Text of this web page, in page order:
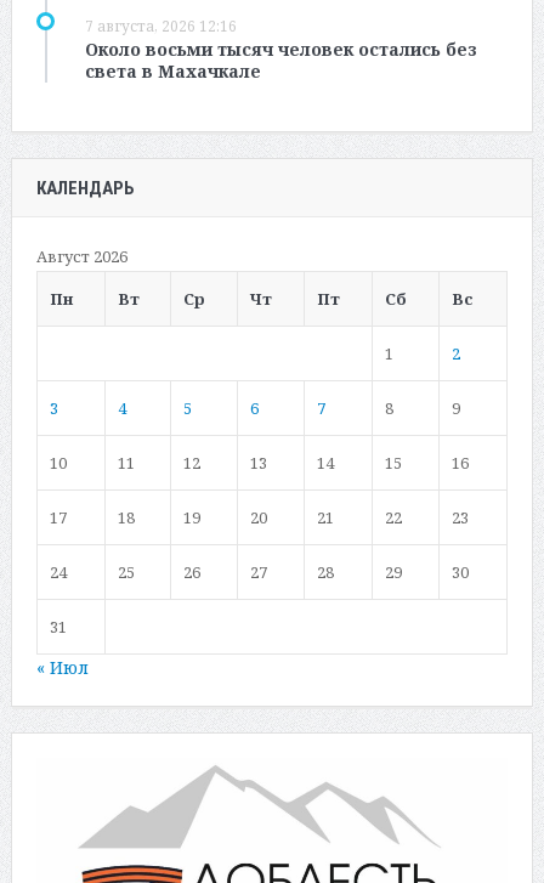
7 августа, 2026 12:16
Около восьми тысяч человек остались без
света в Махачкале
КАЛЕНДАРЬ
Август 2026
Пн
Вт Ср Чт Пт Сб Вс
1 2
3 4 5 6 7 8 9
10 11 12 13 14 15 16
17 18 19 20 21 22 23
24 25 26 27 28 29 30
31
« Июл